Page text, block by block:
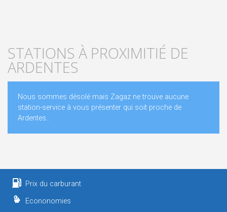
STATIONS À PROXIMITIÉ DE
ARDENTES
Nous sommes désolé mais Zagaz ne trouve aucune
station-service à vous présenter qui soit proche de
Ardentes..
Prix du carburant
Econonomies